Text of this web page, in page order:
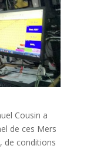
Cousin a
de ces Mers
de conditions